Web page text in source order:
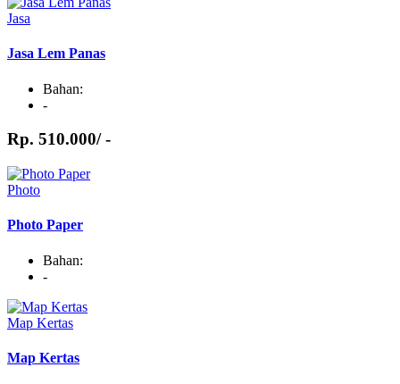
Jasa
Jasa Lem Panas
Bahan:
-
Rp. 510.000/ -
Photo
Photo Paper
Bahan:
-
Map Kertas
Map Kertas